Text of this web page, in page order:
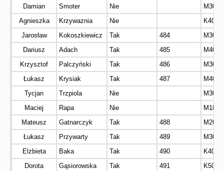
Damian
Smoter Nie
M30
Agnieszka
Krzywaznia Nie
K40
Jarosław
Kokoszkiewicz Tak 484
M30
Dariusz
Adach Tak 485
M40
Krzysztof
Palczyński Tak 486
M30
Łukasz
Krysiak Tak 487
M40
Tycjan
Trzpiola Nie
M30
Maciej
Rapa Nie
M18
Mateusz
Gatnarczyk Tak 488
M20
Łukasz
Przywarty Tak 489
M30
Elzbieta
Baka Tak 490
K40
Dorota
Gąsiorowska Tak 491
K50